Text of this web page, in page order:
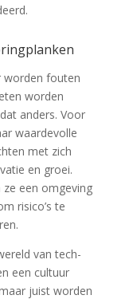
worden fouten
worden
anders. Voor
waardevolle
met zich
en groei.
een omgeving
risico’s te
van tech-
een cultuur
juist worden